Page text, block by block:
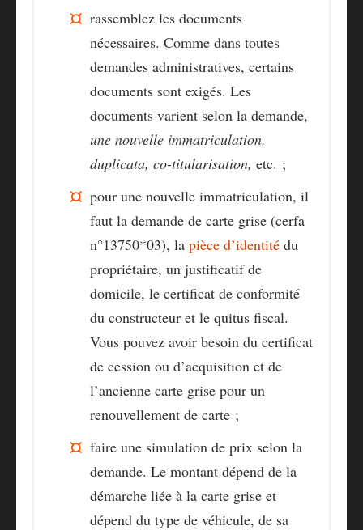
rassemblez les documents
nécessaires. Comme dans toutes
demandes administratives, certains
documents sont exigés. Les
documents varient selon la demande,
une nouvelle immatriculation,
duplicata, co-titularisation, etc. ;
pour une nouvelle immatriculation, il
faut la demande de carte grise (cerfa
n°13750*03), la pièce d’identité du
propriétaire, un justificatif de
domicile, le certificat de conformité
du constructeur et le quitus fiscal.
Vous pouvez avoir besoin du certificat
de cession ou d’acquisition et de
l’ancienne carte grise pour un
renouvellement de carte ;
faire une simulation de prix selon la
demande. Le montant dépend de la
démarche liée à la carte grise et
dépend du type de véhicule, de sa